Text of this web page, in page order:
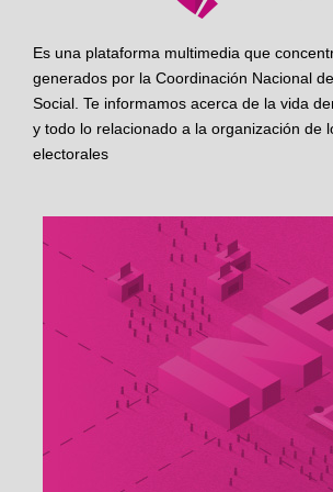
Es una plataforma multimedia que
generados por la Coordinación Nacional
Social. Te informamos acerca de la vida
y todo lo relacionado a la organización de
electorales